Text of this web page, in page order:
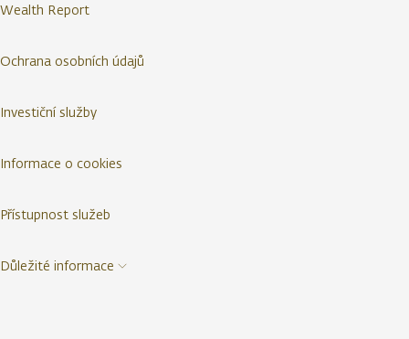
Wealth Report
Ochrana osobních údajů
Investiční služby
Informace o cookies
Přístupnost služeb
Důležité informace